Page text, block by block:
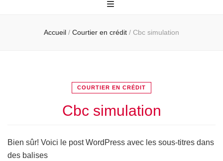
Accueil / Courtier en crédit / Cbc simulation
COURTIER EN CRÉDIT
Cbc simulation
Bien sûr! Voici le post WordPress avec les sous-titres dans
des balises